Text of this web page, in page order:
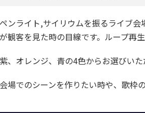
ンライト,サイリウムを振るライブ会
観客を見た時の目線です。ループ再生
、オレンジ、青の4色からお選びいた
場でのシーンを作りたい時や、歌枠